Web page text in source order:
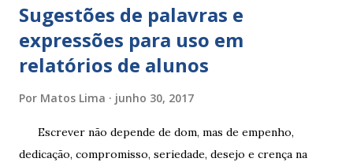
Sugestões de palavras e
expressões para uso em
relatórios de alunos
Por Matos Lima junho 30, 2017
Escrever não depende de dom, mas de empenho,
dedicação, compromisso, seriedade, desejo e crença na